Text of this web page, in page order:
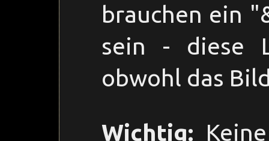
brauchen ein
sein - diese
obwohl das
Wichtig: